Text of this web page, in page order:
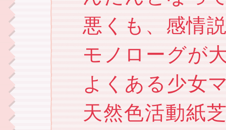
悪くも、感情
モノローグが
よくある少女
天然色活動紙